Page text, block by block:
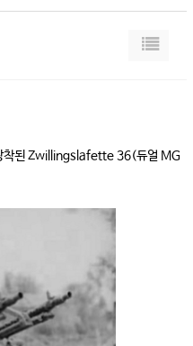
착된 Zwillingslafette 36(듀얼 MG